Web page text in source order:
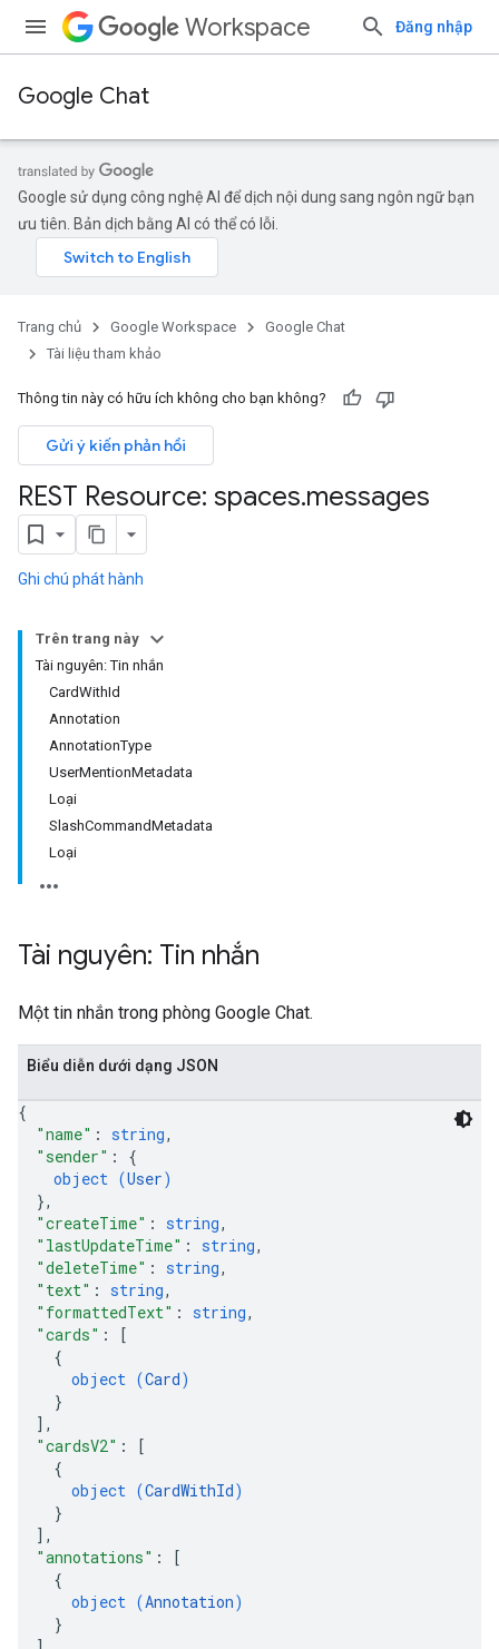
Workspace Đăng nhập
Google Chat
Google sử dụng công nghệ AI để dịch nội dung sang ngôn ngữ bạn
ưu tiên. Bản dịch bằng AI có thể có lỗi.
Trang chủ Google Workspace
Google Chat
Tài liệu tham khảo
Thông tin này có hữu ích không cho bạn không?
Gửi ý kiến phản hồi
REST Resource: spaces.messages
Ghi chú phát hành
Trên trang này
Tài nguyên: Tin nhắn
CardWithId
Annotation
AnnotationType
UserMentionMetadata
Loại
SlashCommandMetadata
Loại
Tài nguyên: Tin nhắn
Một tin nhắn trong phòng Google Chat.
Biểu diễn dưới dạng JSON
{
"name" : string,
"sender" : {
object (User)
},
"createTime" : string,
"lastUpdateTime" : string,
"deleteTime" : string,
"text" : string,
"formattedText" : string,
"cards" :
[
{
object (Card)
}
] ,
"cardsV2" :
[
{
object (CardWithId)
}
] ,
"annotations" :
[
{
object (Annotation)
}